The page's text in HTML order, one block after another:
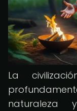
La
naturaleza